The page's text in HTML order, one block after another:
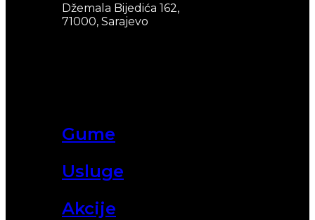
Gume
Usluge
Akcije
Džemala Bijedića 162,
71000, Sarajevo